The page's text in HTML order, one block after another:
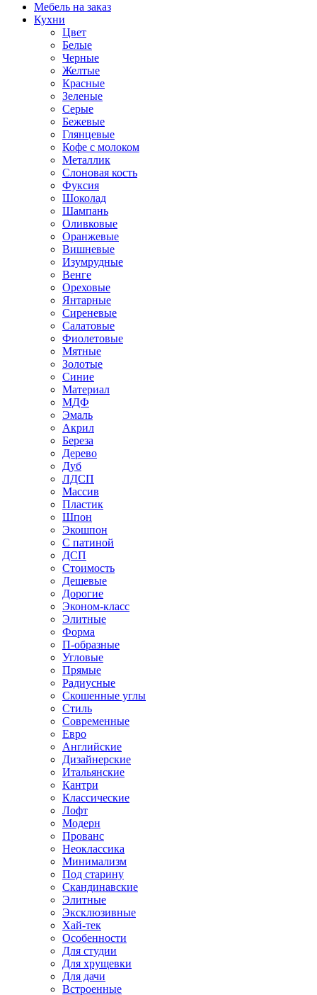
Мебель на заказ
Кухни
Цвет
Белые
Черные
Желтые
Красные
Зеленые
Серые
Бежевые
Глянцевые
Кофе с молоком
Металлик
Слоновая кость
Фуксия
Шоколад
Шампань
Оливковые
Оранжевые
Вишневые
Изумрудные
Венге
Ореховые
Янтарные
Сиреневые
Салатовые
Фиолетовые
Мятные
Золотые
Синие
Материал
МДФ
Эмаль
Акрил
Береза
Дерево
Дуб
ЛДСП
Массив
Пластик
Шпон
Экошпон
С патиной
ДСП
Стоимость
Дешевые
Дорогие
Эконом-класс
Элитные
Форма
П-образные
Угловые
Прямые
Радиусные
Скошенные углы
Стиль
Современные
Евро
Английские
Дизайнерские
Итальянские
Кантри
Классические
Лофт
Модерн
Прованс
Неоклассика
Минимализм
Под старину
Скандинавские
Элитные
Эксклюзивные
Хай-тек
Особенности
Для студии
Для хрущевки
Для дачи
Встроенные